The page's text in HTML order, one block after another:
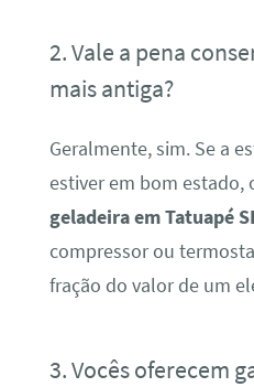
2. Vale a pena
mais antiga?
Geralmente, sim. Se a
estiver em bom estado,
geladeira em Tatuapé
compressor ou
fração do valor de um
3. Vocês oferecem